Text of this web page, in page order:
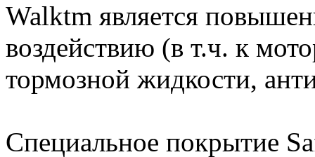
Walktm является
воздействию (в т.ч. к
тормозной жидкости,
Специальное покрытие